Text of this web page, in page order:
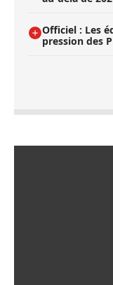
Officiel : Les
pression des